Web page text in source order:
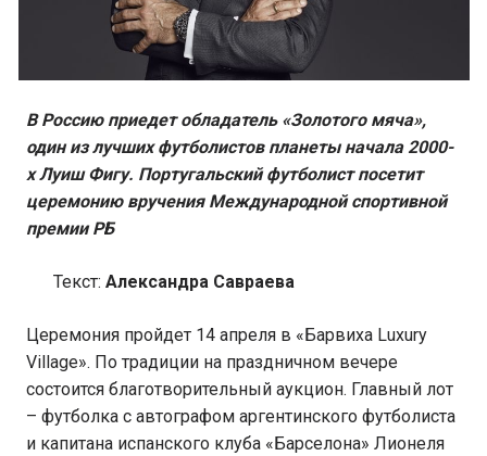
В Россию приедет обладатель «Золотого мяча»,
один из лучших футболистов планеты начала 2000-
х Луиш Фигу. Португальский футболист посетит
церемонию вручения Международной спортивной
премии РБ
Текст: Александра Савраева
Церемония пройдет 14 апреля в «Барвиха Luxury
Village». По традиции на праздничном вечере
состоится благотворительный аукцион. Главный лот
– футболка с автографом аргентинского футболиста
и капитана испанского клуба «Барселона» Лионеля